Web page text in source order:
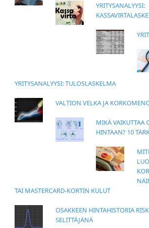
YRITYSANALYYSI:
YRITYSANALYYSI: TULOSLASKELMA
VALTION VELKA JA
MIKÄ VAIKUTTAA
HINTAAN? 10
TAI MASTERCARD-KORTIN KULUT
OSAKKEEN HINTAHISTORIA
SELITTÄJÄNÄ